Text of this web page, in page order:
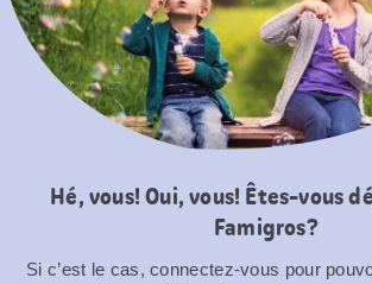
Hé, vous! Oui, vous! Êtes-vous
Famigros?
Si c’est le cas, connectez-vous pour